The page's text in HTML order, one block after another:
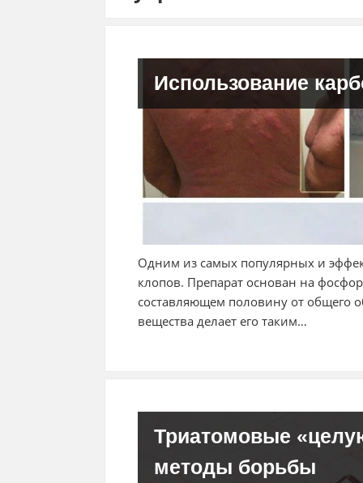
Использование
Одним из самых популярных и
клопов. Препарат основан на
составляющем половину от общего
вещества делает его таким…
Триатомовые
методы борьбы